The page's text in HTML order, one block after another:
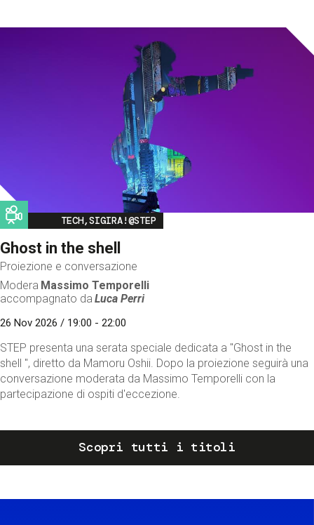
Image
TECH,SIGIRA!@STEP
Ghost in the shell
Proiezione e conversazione
Modera Massimo Temporelli
accompagnato da Luca Perri
26 Nov 2026 / 19:00 - 22:00
STEP presenta una serata speciale dedicata a "Ghost in the
shell ", diretto da Mamoru Oshii. Dopo la proiezione seguirà una
conversazione moderata da Massimo Temporelli con la
partecipazione di ospiti d'eccezione.
Scopri tutti i titoli